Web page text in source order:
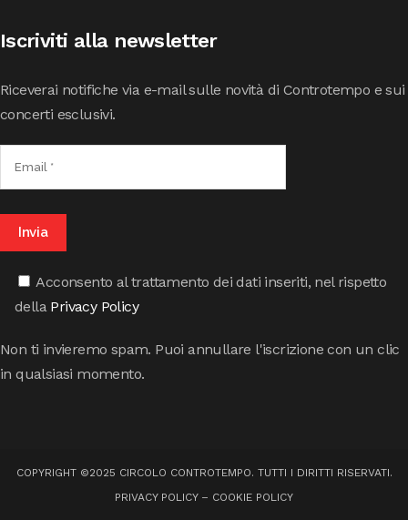
Iscriviti alla newsletter
Riceverai notifiche via e-mail sulle novità di Controtempo e sui
concerti esclusivi.
Acconsento al trattamento dei dati inseriti, nel rispetto
della Privacy Policy
Non ti invieremo spam. Puoi annullare l'iscrizione con un clic
in qualsiasi momento.
COPYRIGHT ©2025 CIRCOLO CONTROTEMPO. TUTTI I DIRITTI RISERVATI.
PRIVACY POLICY– COOKIE POLICY